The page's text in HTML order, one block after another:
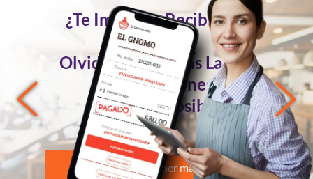
¿Te Imaginas Recibir Tus
Pedidos
Olvidándote de las Largas
Conversaciones?
Ahora es Posible
Quiero saber más